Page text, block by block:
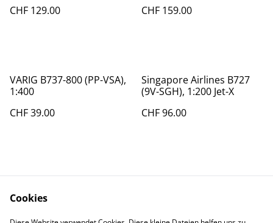
CHF 129.00
CHF 159.00
VARIG B737-800 (PP-VSA),
1:400
CHF 39.00
Singapore Airlines B727
(9V-SGH), 1:200 Jet-X
CHF 96.00
Cookies